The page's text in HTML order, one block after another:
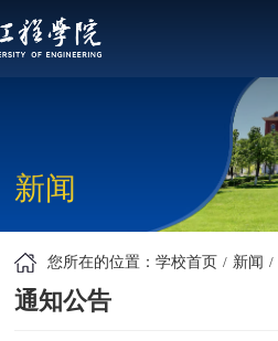
新闻
您所在的位置：学校首页 新闻
通知公告